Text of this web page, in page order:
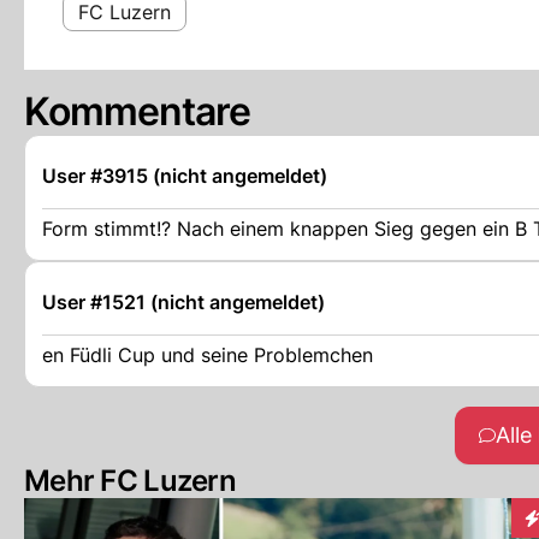
FC Luzern
Kommentare
User #3915 (nicht angemeldet)
Form stimmt!? Nach einem knappen Sieg gegen ein B
User #1521 (nicht angemeldet)
en Füdli Cup und seine Problemchen
Mehr FC Luzern